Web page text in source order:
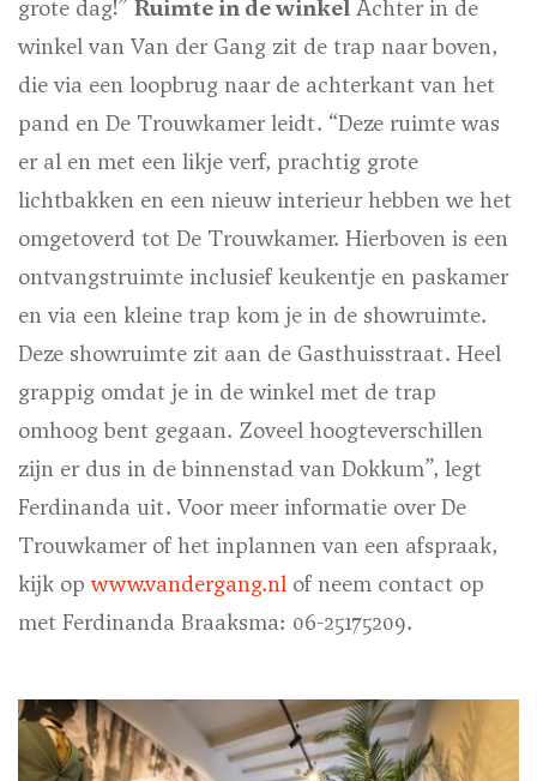
grote dag!” Ruimte in de winkel Achter in de
winkel van Van der Gang zit de trap naar boven,
die via een loopbrug naar de achterkant van het
pand en De Trouwkamer leidt. “Deze ruimte was
er al en met een likje verf, prachtig grote
lichtbakken en een nieuw interieur hebben we het
omgetoverd tot De Trouwkamer. Hierboven is een
ontvangstruimte inclusief keukentje en paskamer
en via een kleine trap kom je in de showruimte.
Deze showruimte zit aan de Gasthuisstraat. Heel
grappig omdat je in de winkel met de trap
omhoog bent gegaan. Zoveel hoogteverschillen
zijn er dus in de binnenstad van Dokkum”, legt
Ferdinanda uit. Voor meer informatie over De
Trouwkamer of het inplannen van een afspraak,
kijk opwww.vandergang.nl of neem contact op
met Ferdinanda Braaksma: 06-25175209.